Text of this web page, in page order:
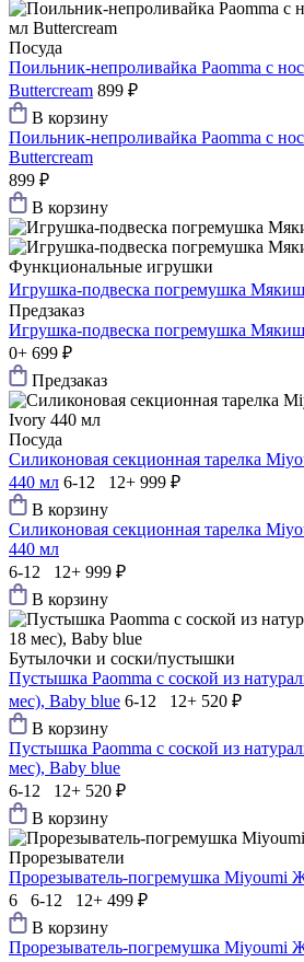
Посуда
Поильник-непроливайка Paomma с
Buttercream 899 ₽
В корзину
Поильник-непроливайка Paomma с
Buttercream
899 ₽
В корзину
Функциональные игрушки
Игрушка-подвеска погремушка
Предзаказ
Игрушка-подвеска погремушка
0+ 699 ₽
Предзаказ
Посуда
Силиконовая секционная тарелка
440 мл 6-12 12+ 999 ₽
В корзину
Силиконовая секционная тарелка
440 мл
6-12 12+ 999 ₽
В корзину
Бутылочки и соски/пустышки
Пустышка Paomma с соской из
мес), Baby blue 6-12 12+ 520 ₽
В корзину
Пустышка Paomma с соской из
мес), Baby blue
6-12 12+ 520 ₽
В корзину
Прорезыватели
Прорезыватель-погремушка Мiyoumi
6 6-12 12+ 499 ₽
В корзину
Прорезыватель-погремушка Мiyoumi